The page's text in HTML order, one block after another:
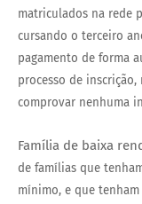
matriculados na rede
cursando o terceiro
pagamento de forma
processo de
comprovar nenhuma
Família de baixa
de famílias que
mínimo, e que